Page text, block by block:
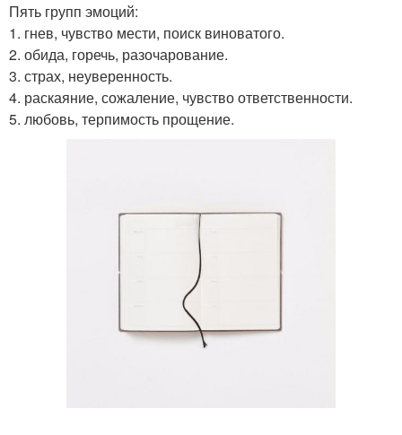
Пять групп эмоций:
1. гнев, чувство мести, поиск виноватого.
2. обида, горечь, разочарование.
3. страх, неуверенность.
4. раскаяние, сожаление, чувство ответственности.
5. любовь, терпимость прощение.